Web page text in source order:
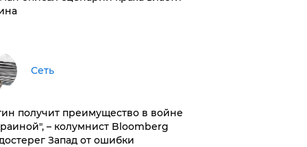
Сеть
получит преимущество в войне
– колумнист Bloomberg
Запад от ошибки